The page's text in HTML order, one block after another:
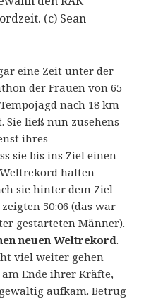
(c) Sean
eine Zeit unter der
der Frauen von 65
nach 18 km
ließ nun zusehens
ihres
sie bis ins Ziel einen
halten
sie hinter dem Ziel
50:06 (das war
gestarteten Männer).
neuen Weltrekord.
viel weiter gehen
Ende ihrer Kräfte,
aufkam. Betrug